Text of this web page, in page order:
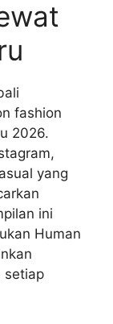
fashion
2026.
yang
ini
Human
setiap